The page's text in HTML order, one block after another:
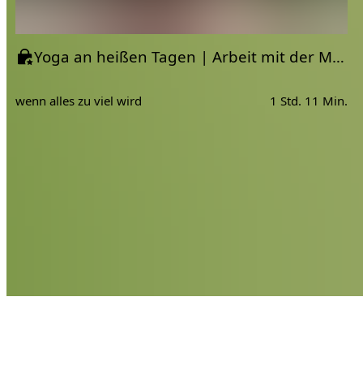
Yoga an heißen Tagen | Arbeit mit der Mondenergie / Ida
wenn alles zu viel wird 1 Std. 11 Min.